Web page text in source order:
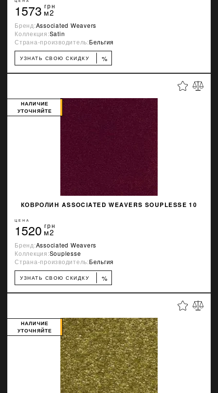
1573 грн
м2
Бренд:Associated Weavers
Коллекция:Satin
Страна-производитель:Бельгия
УЗНАТЬ СВОЮ СКИДКУ %
КОВРОЛИН ASSOCIATED WEAVERS SOUPLESSE 10
НАЛИЧИЕ
УТОЧНЯЙТЕ
ЦЕНА
1520 грн
м2
Бренд:Associated Weavers
Коллекция:Souplesse
Страна-производитель:Бельгия
УЗНАТЬ СВОЮ СКИДКУ %
НАЛИЧИЕ
УТОЧНЯЙТЕ